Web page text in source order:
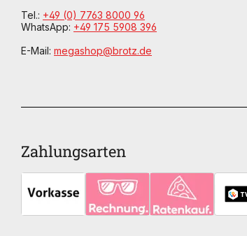
Tel.: +49 (0) 7763 8000 96
WhatsApp: +49 175 5908 396
E-Mail: megashop@brotz.de
Zahlungsarten